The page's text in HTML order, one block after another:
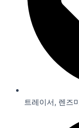
트레이서, 렌즈